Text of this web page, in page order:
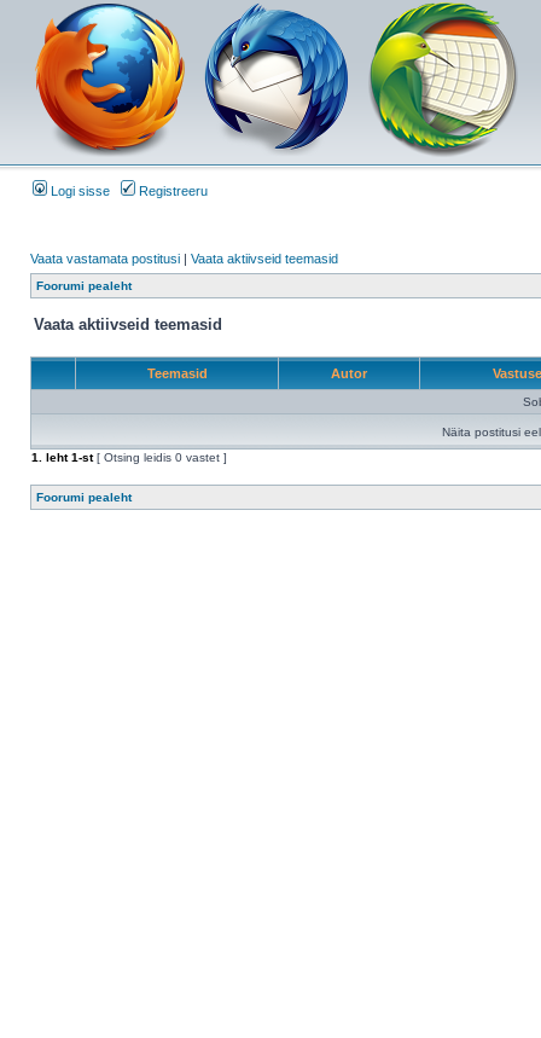
Logi sisse Registreeru
Vaata vastamata postitusi | Vaata aktiivseid teemasid
Foorumi pealeht
Vaata aktiivseid teemasid
Teemasid Autor
Näita postitusi
1
. leht1-st[ Otsing leidis 0 vastet ]
Foorumi pealeht